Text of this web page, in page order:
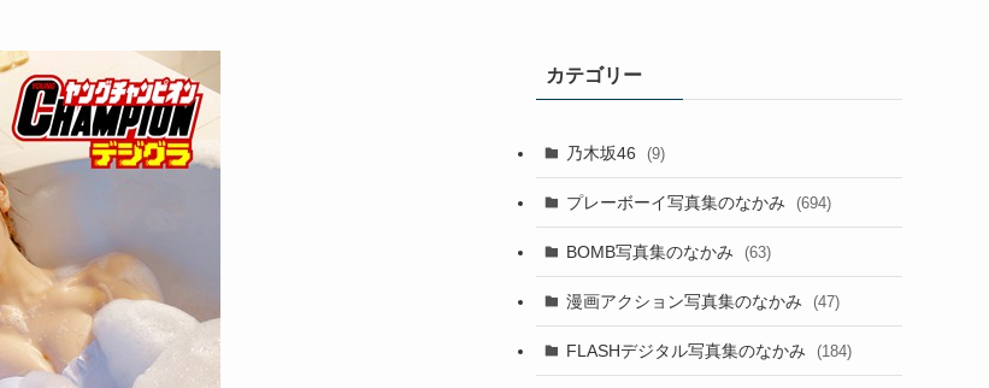
カテゴリー
乃木坂46 (9)
プレーボーイ写真集のなかみ (694)
BOMB写真集のなかみ (63)
漫画アクション写真集のなかみ (47)
FLASHデジタル写真集のなかみ (184)